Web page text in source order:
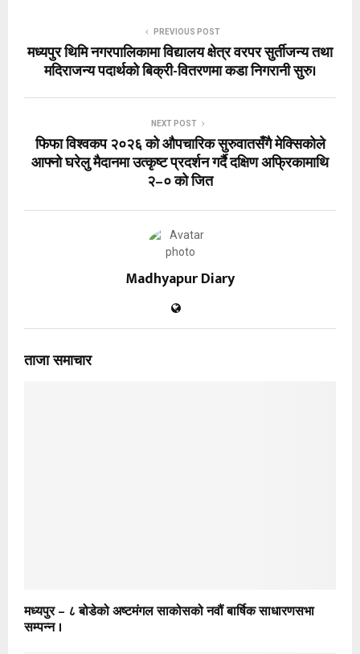
PREVIOUS POST
मध्यपुर थिमि नगरपालिकामा विद्यालय क्षेत्र वरपर सुर्तीजन्य तथा
मदिराजन्य पदार्थको बिक्री-वितरणमा कडा निगरानी सुरु।
NEXT POST
फिफा विश्वकप २०२६ को औपचारिक सुरुवातसँगै मेक्सिकोले
आफ्नो घरेलु मैदानमा उत्कृष्ट प्रदर्शन गर्दै दक्षिण अफ्रिकामाथि
२–० को जित
Madhyapur Diary
ताजा समाचार
मध्यपुर – ८ बोडेको अष्टमंगल साकोसको नवौं बार्षिक साधारणसभा
सम्पन्न ।